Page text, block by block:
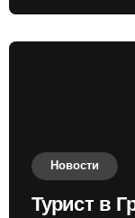
Новости
Турист в